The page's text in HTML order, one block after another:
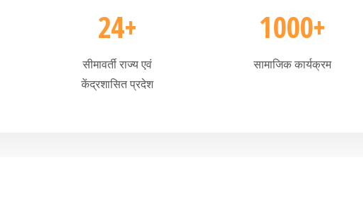
24+
सीमावर्ती राज्य एवं
केंद्रशासित प्रदेश
1000+
सामाजिक कार्यक्रम